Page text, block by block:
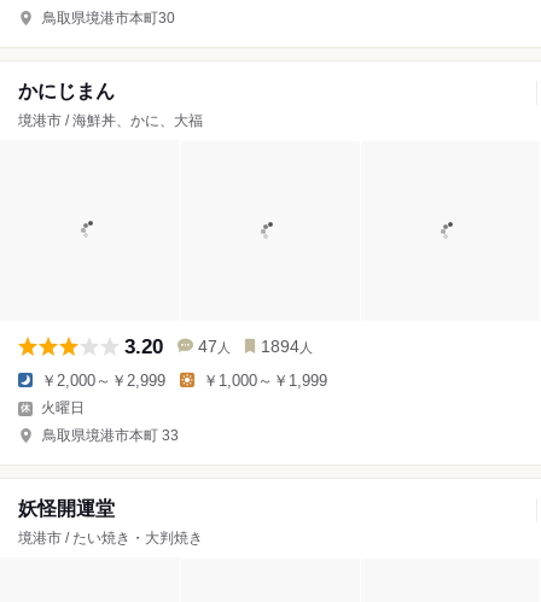
鳥取県境港市本町30
かにじまん
境港市 / 海鮮丼、かに、大福
3.20 47 人 1894 人
￥2,000～￥2,999 ￥1,000～￥1,999
火曜日
鳥取県境港市本町 33
妖怪開運堂
境港市 / たい焼き・大判焼き